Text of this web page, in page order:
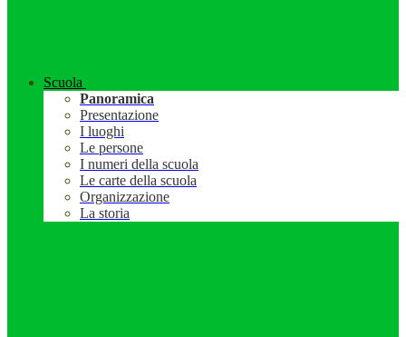
Scuola
Panoramica
Presentazione
I luoghi
Le persone
I numeri della scuola
Le carte della scuola
Organizzazione
La storia